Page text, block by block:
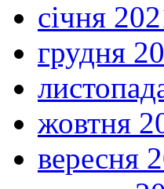
січня
грудня
жовтня
вересня